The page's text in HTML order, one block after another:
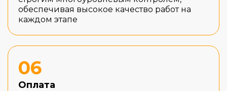
обеспечивая высокое качество работ на
каждом этапе
06
Оплата